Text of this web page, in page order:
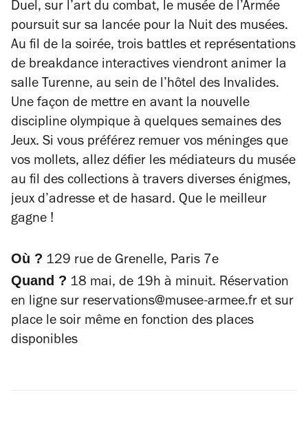
Duel, sur l’art du combat, le musée de l’Armée
poursuit sur sa lancée pour la Nuit des musées.
Au fil de la soirée, trois battles et représentations
de breakdance interactives viendront animer la
salle Turenne, au sein de l’hôtel des Invalides.
Une façon de mettre en avant la nouvelle
discipline olympique à quelques semaines des
Jeux. Si vous préférez remuer vos méninges que
vos mollets, allez défier les médiateurs du musée
au fil des collections à travers diverses énigmes,
jeux d’adresse et de hasard. Que le meilleur
gagne !
Où ? 129 rue de Grenelle, Paris 7e
Quand ? 18 mai, de 19h à minuit. Réservation
en ligne sur reservations@musee-armee.fr et sur
place le soir même en fonction des places
disponibles